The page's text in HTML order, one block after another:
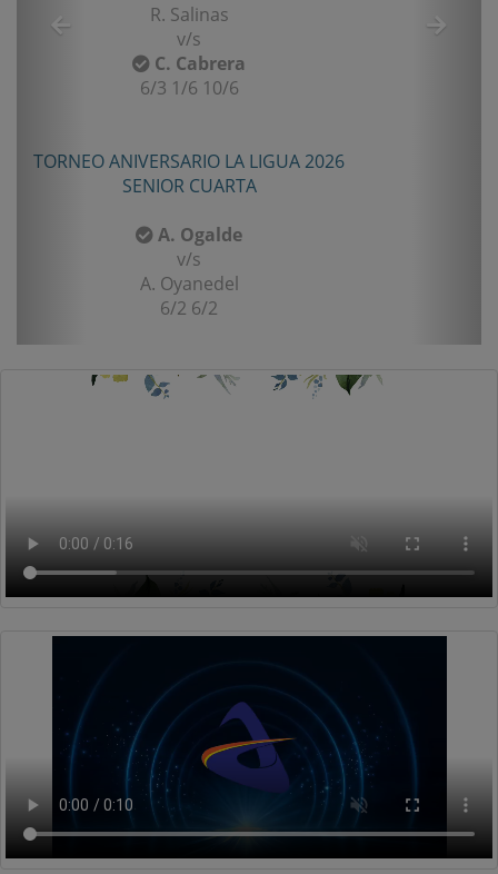
E. Castro
I. Rubiño
6-4/1-6/11-9
TORNEO TENIS TOUR QUINTA 2026
PRIMERA
F. Matamala
L. Palma
6-1/6-3